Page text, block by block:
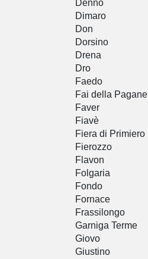
Denno
Dimaro
Don
Dorsino
Drena
Dro
Faedo
Fai della
Faver
Fiavè
Fiera di Primiero
Fierozzo
Flavon
Folgaria
Fondo
Fornace
Frassilongo
Garniga Terme
Giovo
Giustino